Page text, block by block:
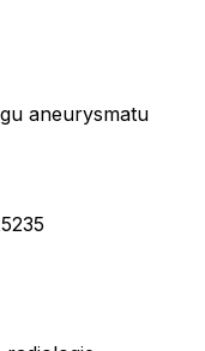
aneurysmatu